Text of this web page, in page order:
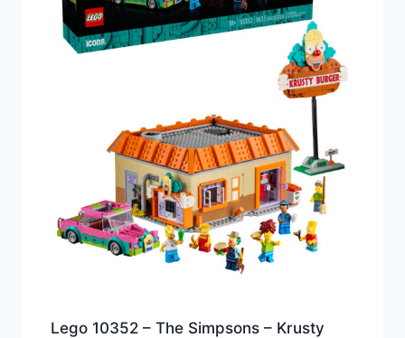
Lego 10352 – The Simpsons – Krusty